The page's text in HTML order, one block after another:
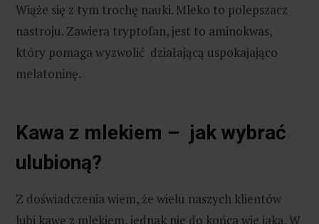
Wiąże się z tym trochę nauki. Mleko to polepszacz
nastroju. Zawiera tryptofan, jest to aminokwas,
który pomaga wyzwolić działającą uspokajająco
melatoninę.
Kawa z mlekiem – jak wybrać
ulubioną?
Z doświadczenia wiem, że wielu naszych klientów
lubi kawę z mlekiem, jednak nie do końca wie jaką. W